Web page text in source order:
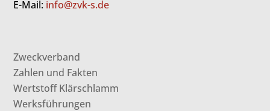
E-Mail: info@zvk-s.de
Zweckverband
Zahlen und Fakten
Wertstoff Klärschlamm
Werksführungen